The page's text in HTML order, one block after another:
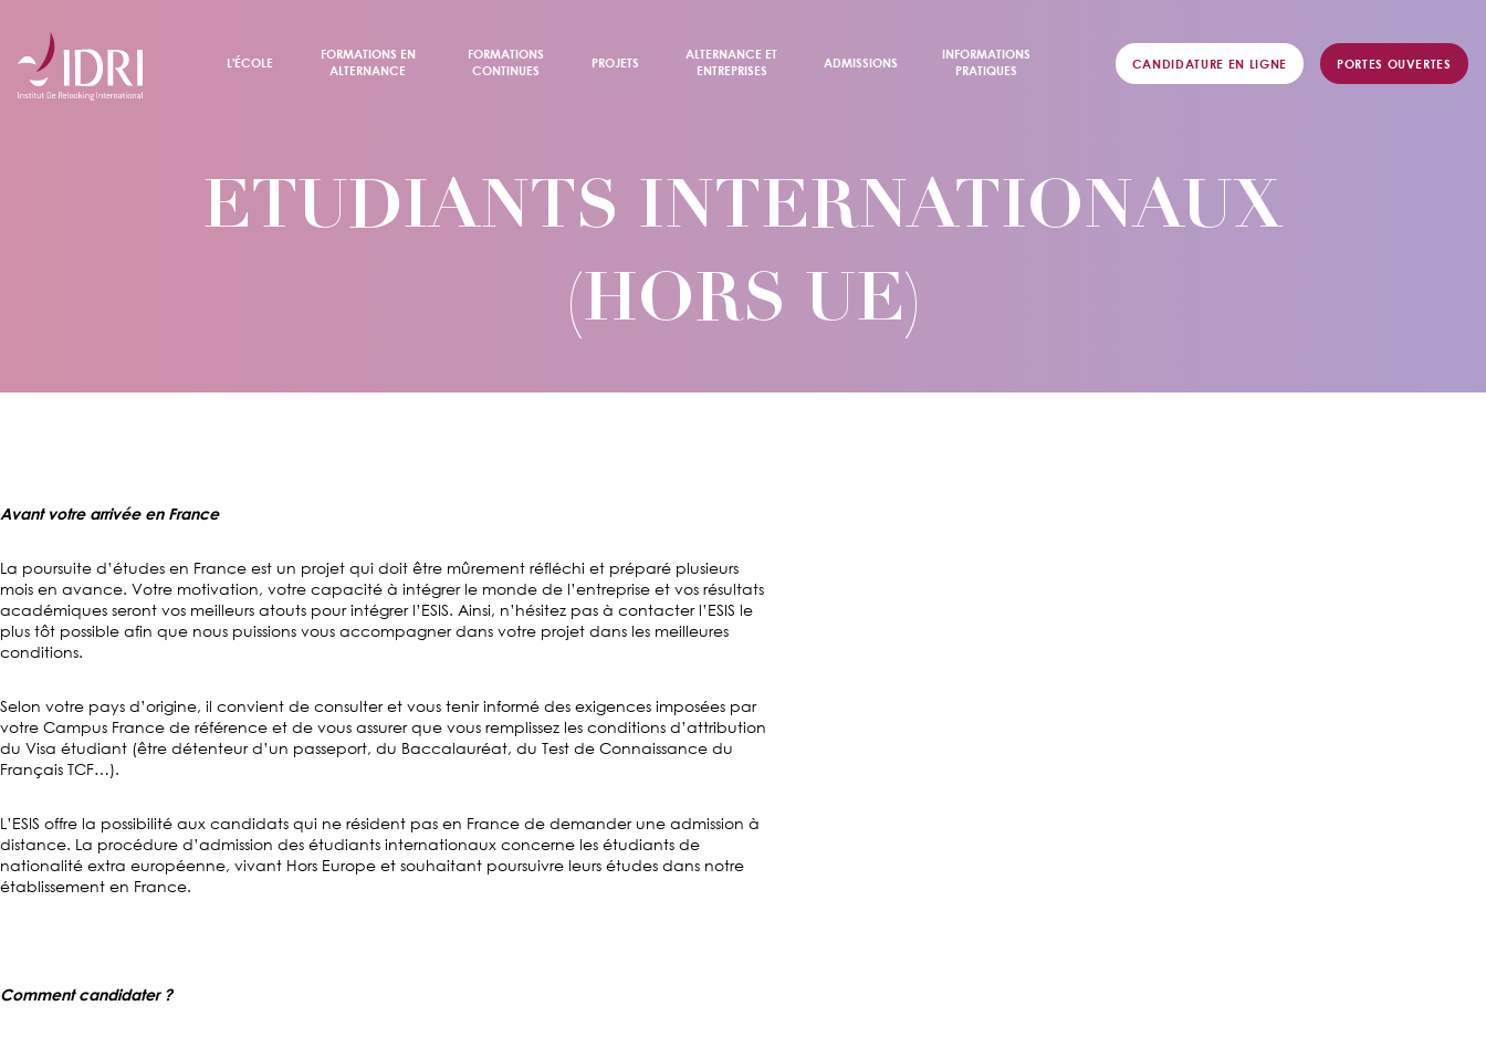
L'ÉCOLE
FORMATIONS EN
ALTERNANCE
FORMATIONS
CONTINUES
PROJETS
ALTERNANCE ET
ENTREPRISES
ADMISSIONS
INFORMATIONS
PRATIQUES
CANDIDATURE EN LIGNE PORTES OUVERTES
ETUDIANTS INTERNATIONAUX
(HORS UE)
Avant votre arrivée en France
La poursuite d’études en France est un projet qui doit être mûrement réfléchi et préparé plusieurs
mois en avance. Votre motivation, votre capacité à intégrer le monde de l’entreprise et vos résultats
académiques seront vos meilleurs atouts pour intégrer l’ESIS. Ainsi, n’hésitez pas à contacter l’ESIS le
plus tôt possible afin que nous puissions vous accompagner dans votre projet dans les meilleures
conditions.
Selon votre pays d’origine, il convient de consulter et vous tenir informé des exigences imposées par
votre Campus France de référence et de vous assurer que vous remplissez les conditions d’attribution
du Visa étudiant (être détenteur d’un passeport, du Baccalauréat, du Test de Connaissance du
Français TCF…).
L’ESIS offre la possibilité aux candidats qui ne résident pas en France de demander une admission à
distance. La procédure d’admission des étudiants internationaux concerne les étudiants de
nationalité extra européenne, vivant Hors Europe et souhaitant poursuivre leurs études dans notre
établissement en France.
Comment candidater ?